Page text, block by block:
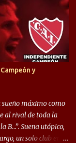
y ha rendido de
sobre todo en la
en cuanto al
a jugadores que
a la dupla
explotaron
donde, por
cuenta para el
ha logrado
y
máximo como
al rival de toda la
B…”. Suena utópico,
un solo club en el